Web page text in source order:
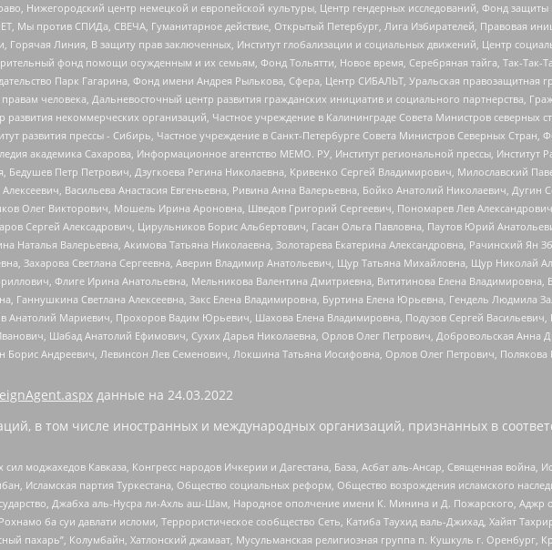
Нижегородский центр немецкой и европейской культуры, Центр гендерных исследований, Фонд
Мы против СПИДа, СВЕЧА, Гуманитарное действие, Открытый Петербург, Лига Избирателей, Правовая
Горячая Линия, В защиту прав заключенных, Институт глобализации и социальных движений, Центр
фонд помощи осужденным и их семьям, Фонд Тольятти, Новое время, Серебряная тайга, Так-Так-
Парк Гагарина, Фонд имени Андрея Рылькова, Сфера, Центр СИБАЛЬТ, Уральская правозащитная
человека, Дальневосточный центр развития гражданских инициатив и социального партнерства,
некоммерческих организаций, Частное учреждение в Калининграде Совета Министров северных
развития прессы - Сибирь, Частное учреждение в Санкт-Петербурге Совета Министров Северных Стран,
академика Сахарова, Информационное агентство МЕМО. РУ, Институт региональной прессы,
Бедушев Петр Петрович, Дзугкоева Регина Николаевна, Кривенко Сергей Владимирович,
Васильева Анастасия Евгеньевна, Ривина Анна Валерьевна, Бойко Анатолий Николаевич,
Олег Викторович, Мошель Ирина Ароновна, Шведов Григорий Сергеевич, Пономарев Лев
Сергей Алексадрович, Цирульников Борис Альбертович, Гасан Ольга Павловна, Паутов Юрий
Наталья Валерьевна, Акимова Татьяна Николаевна, Золотарева Екатерина Александровна, Рачинский Ян
Захарова Светлана Сергеевна, Аверин Владимир Анатольевич, Щур Татьяна Михайловна, Щур Николай
Флиге Ирина Анатольевна, Мельникова Валентина Дмитриевна, Вититинова Елена
Ганнушкина Светлана Алексеевна, Закс Елена Владимировна, Буртина Елена Юрьевна, Гендель Людмила
Анатолий Мариевич, Прохоров Вадим Юрьевич, Шахова Елена Владимировна, Подузов Сергей
Шабад Анатолий Ефимович, Сухих Дарья Николаевна, Орлов Олег Петрович, Добровольская Анна
Борис Андреевич, Левинсон Лев Семенович, Локшина Татьяна Иосифовна, Орлов Олег Петрович,
данные на 24.03.2022
в том числе иностранных и международных организаций, признанных в
моджахедов Кавказа, Конгресс народов Ичкерии и Дагестана, База, Асбат аль-Ансар, Священная война,
Исламская партия Туркестана, Общество социальных реформ, Общество возрождения исламского
Джабха аль-Нусра ли-Ахль аш-Шам, Народное ополчение имени К. Минина и Д. Пожарского, Аджр
ба суи давлати исломи, Террористическое сообщество Сеть, Катиба Таухид валь-Джихад, Хайят
пахарь”, Колумбайн, Хатлонский джамаат, Мусульманская религиозная группа п. Кушкуль г.